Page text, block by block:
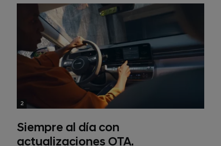
2
Siempre al día con
actualizaciones OTA.